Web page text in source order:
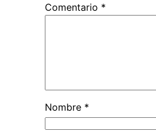
Comentario *
Nombre *